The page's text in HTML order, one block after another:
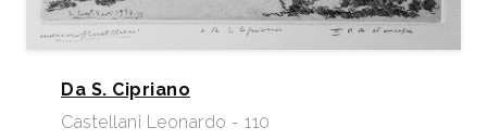
Da S. Cipriano
Castellani Leonardo - 110